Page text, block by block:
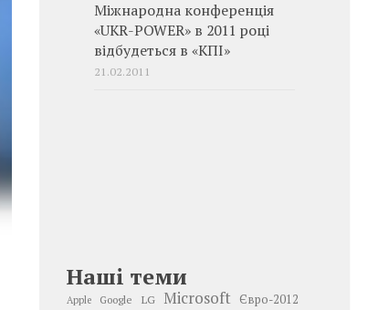
Міжнародна конференція
«UKR-POWER» в 2011 році
відбудеться в «КПІ»
21.02.2011
Наші теми
Apple Google LG Microsoft Євро-2012